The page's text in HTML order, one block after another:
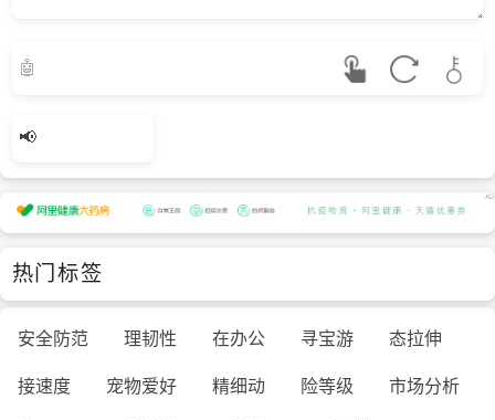
热门标签
安全防范 理韧性 在办公 寻宝游 态拉伸
接速度 宠物爱好 精细动 险等级 市场分析